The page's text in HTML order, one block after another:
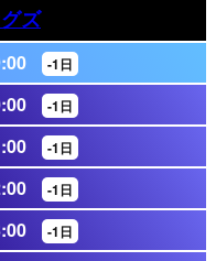
ズ
-1日
-1日
-1日
-1日
-1日